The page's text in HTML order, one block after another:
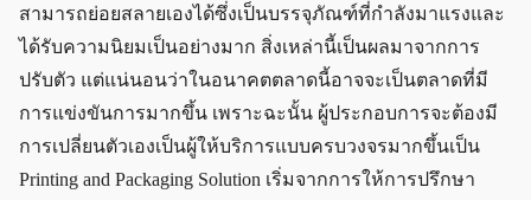
สามารถย่อยสลายเองได้ซึ่งเป็นบรรจุภัณฑ์ที่กำลังมาแรงและ
ได้รับความนิยมเป็นอย่างมาก สิ่งเหล่านี้เป็นผลมาจากการ
ปรับตัว แต่แน่นอนว่าในอนาคตตลาดนี้อาจจะเป็นตลาดที่มี
การแข่งขันการมากขึ้น เพราะฉะนั้น ผู้ประกอบการจะต้องมี
การเปลี่ยนตัวเองเป็นผู้ให้บริการแบบครบวงจรมากขึ้นเป็น
Printing and Packaging Solution เริ่มจากการให้การปรึกษา